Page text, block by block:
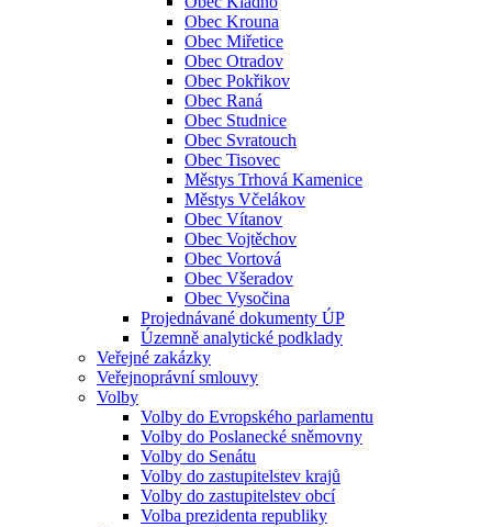
Obec Krouna
Obec Miřetice
Obec Otradov
Obec Pokřikov
Obec Raná
Obec Studnice
Obec Svratouch
Obec Tisovec
Městys Trhová Kamenice
Městys Včelákov
Obec Vítanov
Obec Vojtěchov
Obec Vortová
Obec Všeradov
Obec Vysočina
Projednávané dokumenty ÚP
Územně analytické podklady
Veřejné zakázky
Veřejnoprávní smlouvy
Volby
Volby do Evropského parlamentu
Volby do Poslanecké sněmovny
Volby do Senátu
Volby do zastupitelstev krajů
Volby do zastupitelstev obcí
Volba prezidenta republiky